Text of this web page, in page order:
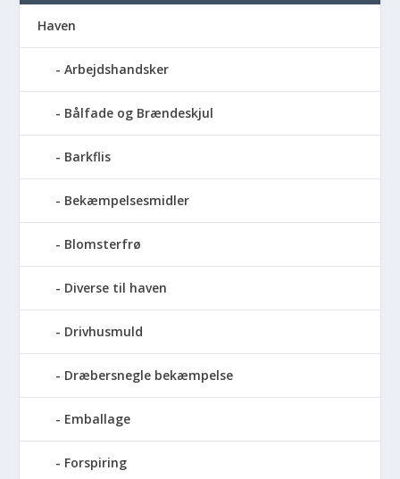
Haven
Arbejdshandsker
Bålfade og Brændeskjul
Barkflis
Bekæmpelsesmidler
Blomsterfrø
Diverse til haven
Drivhusmuld
Dræbersnegle bekæmpelse
Emballage
Forspiring